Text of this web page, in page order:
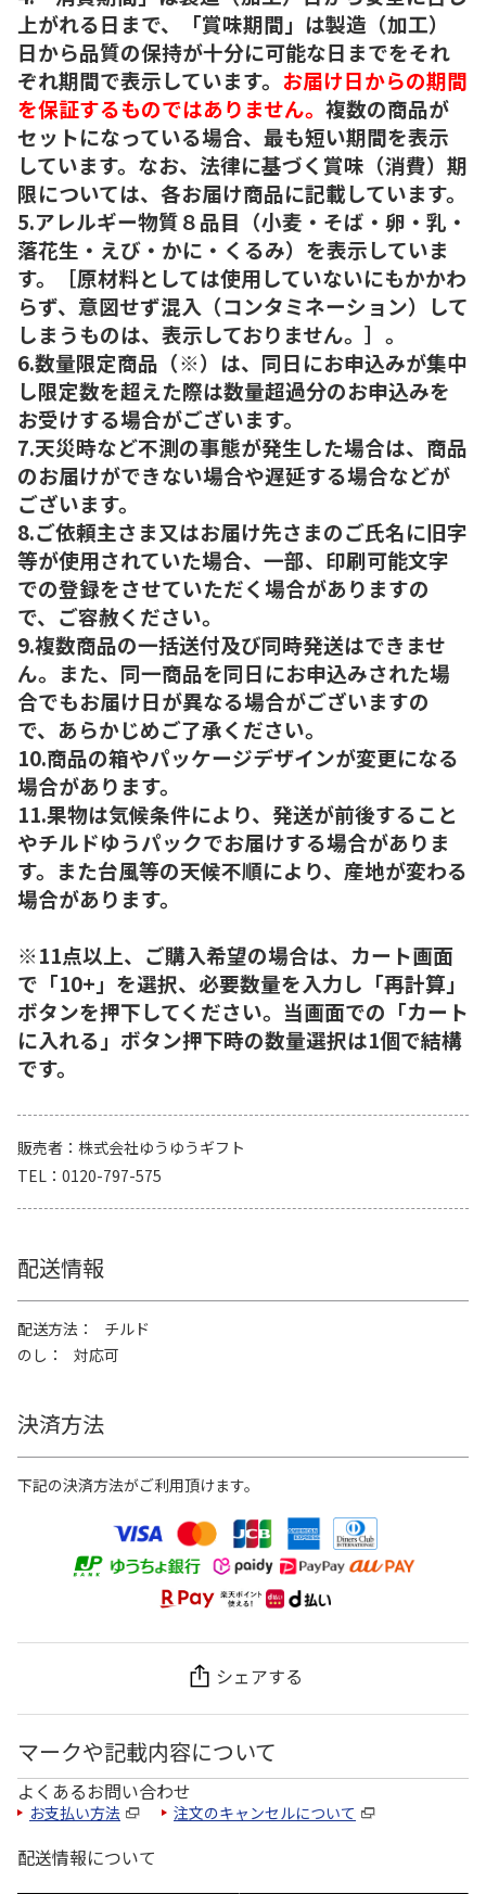
上がれる日まで、「賞味期間」は製造（加工）
日から品質の保持が十分に可能な日までをそれ
ぞれ期間で表示しています。 お届け日からの期間
を保証するものではありません。 複数の商品が
セットになっている場合、最も短い期間を表示
しています。なお、法律に基づく賞味（消費）期
限については、各お届け商品に記載しています。
5.アレルギー物質８品目（小麦・そば・卵・乳・
落花生・えび・かに・くるみ）を表示していま
す。［原材料としては使用していないにもかかわ
らず、意図せず混入（コンタミネーション）して
しまうものは、表示しておりません。］。
6.数量限定商品（※）は、同日にお申込みが集中
し限定数を超えた際は数量超過分のお申込みを
お受けする場合がございます。
7.天災時など不測の事態が発生した場合は、商品
のお届けができない場合や遅延する場合などが
ございます。
8.ご依頼主さま又はお届け先さまのご氏名に旧字
等が使用されていた場合、一部、印刷可能文字
での登録をさせていただく場合がありますの
で、ご容赦ください。
9.複数商品の一括送付及び同時発送はできませ
ん。また、同一商品を同日にお申込みされた場
合でもお届け日が異なる場合がございますの
で、あらかじめご了承ください。
10.商品の箱やパッケージデザインが変更になる
場合があります。
11.果物は気候条件により、発送が前後すること
やチルドゆうパックでお届けする場合がありま
す。また台風等の天候不順により、産地が変わる
場合があります。
※11点以上、ご購入希望の場合は、カート画面
で「10+」を選択、必要数量を入力し「再計算」
ボタンを押下してください。当画面での「カート
に入れる」ボタン押下時の数量選択は1個で結構
です。
販売者
株式会社ゆうゆうギフト
TEL
0120-797-575
配送情報
配送方法
チルド
のし
対応可
決済方法
下記の決済方法がご利用頂けます。
シェアする
マークや記載内容について
よくあるお問い合わせ
お支払い方法 注文のキャンセルについて
配送情報について